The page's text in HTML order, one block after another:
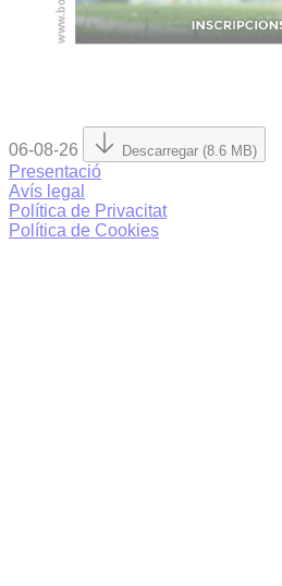
06-08-26 Descarregar (8.6 MB)
Presentació
Avís legal
Política de Privacitat
Política de Cookies